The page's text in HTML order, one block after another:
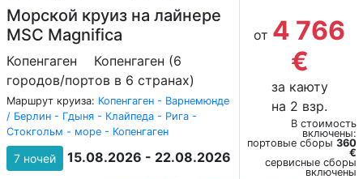
Морской круиз на лайнере
MSC Magnifica
Копенгаген
Копенгаген (6
городов/портов в 6 странах)
Маршрут круиза: Копенгаген - Варнемюнде
/ Берлин - Гдыня - Клайпеда - Рига -
Стокгольм - море - Копенгаген
7 ночей 15.08.2026 - 22.08.2026
от 4 766
€
за каюту
на 2 взр.
В стоимость
включены:
портовые сборы 360
€
сервисные сборы
включены